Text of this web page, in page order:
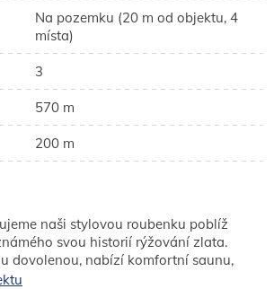
naši stylovou roubenku poblíž
svou historií rýžování zlata.
dovolenou, nabízí komfortní saunu,
skluzavky a příjemné venkovní
Na pozemku (20 m od objektu, 4
místa)
3
570 m
200 m